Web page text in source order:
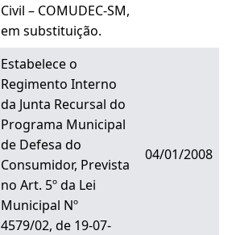
Civil – COMUDEC-SM,
em substituição.
Estabelece o
Regimento Interno
da Junta Recursal do
Programa Municipal
de Defesa do
Consumidor, Prevista
no Art. 5º da Lei
Municipal Nº
4579/02, de 19-07-
04/01/2008